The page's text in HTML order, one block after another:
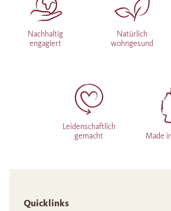
Nachhaltig
engagiert
Natürlich
wohngesund
Leidenschaftlich
gemacht
Made
Quicklinks